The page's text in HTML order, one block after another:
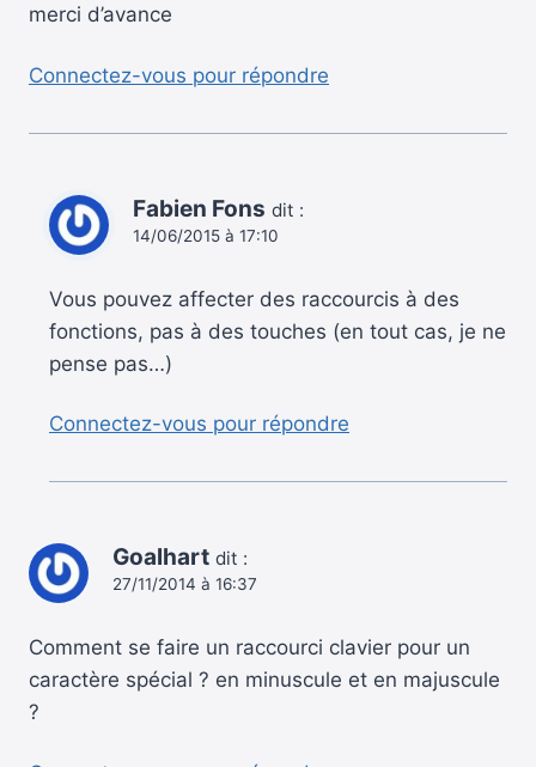
merci d’avance
Connectez-vous pour répondre
Fabien Fons dit :
14/06/2015 à 17:10
Vous pouvez affecter des raccourcis à des
fonctions, pas à des touches (en tout cas, je ne
pense pas…)
Connectez-vous pour répondre
Goalhart dit :
27/11/2014 à 16:37
Comment se faire un raccourci clavier pour un
caractère spécial ? en minuscule et en majuscule
?